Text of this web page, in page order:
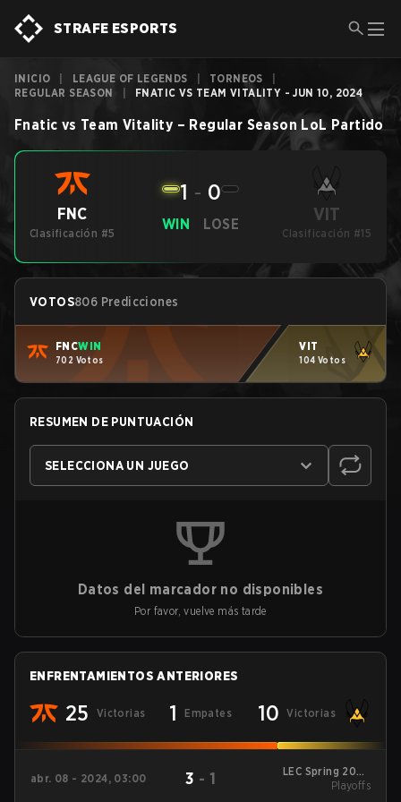
STRAFE ESPORTS
INICIO LEAGUE OF LEGENDS TORNEOS
REGULAR SEASON
FNATIC VS TEAM VITALITY - JUN 10, 2024
Fnatic vs Team Vitality – Regular Season LoL Partido
FNC
Clasificación #5
WIN
1 - 0
LOSE VIT
Clasificación #15
VOTOS806 Predicciones
FNCWIN
702 Votos
VIT
104 Votos
RESUMEN DE PUNTUACIÓN
SELECCIONA UN JUEGO
Datos del marcador no disponibles
Por favor, vuelve más tarde
ENFRENTAMIENTOS ANTERIORES
25 Victorias 1 Empates 10 Victorias
abr. 08 - 2024, 03:00 3 - 1
LEC Spring 2024
Playoffs
Playoffs